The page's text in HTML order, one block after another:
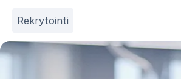
Rekrytointi